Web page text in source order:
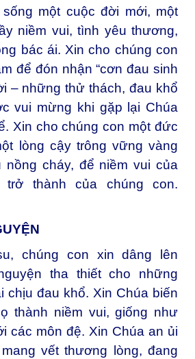
một cuộc đời mới, một
niềm vui, tình yêu thương,
bác ái. Xin cho chúng con
để đón nhận “cơn đau sinh
– những thử thách, đau khổ
vui mừng khi gặp lại Chúa
Xin cho chúng con một đức
lòng cậy trông vững vàng
nồng cháy, để niềm vui của
thành của chúng con.
chúng con xin dâng lên
tha thiết cho những
chịu đau khổ. Xin Chúa biến
thành niềm vui, giống như
các môn đệ. Xin Chúa an ủi
vết thương lòng, đang